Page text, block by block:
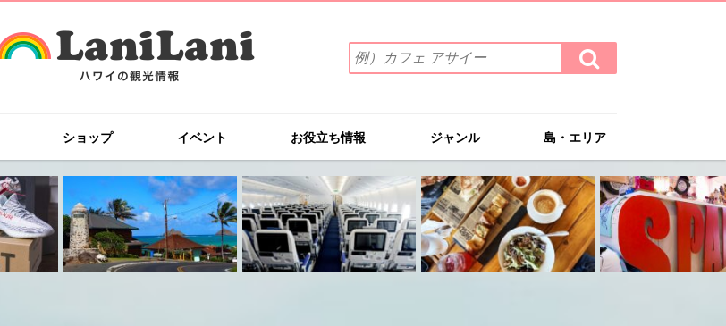
索
ワ
を
入
力
(例）
カ
フ
ェ
検
索
す
ショップ イベント お役立ち情報 ジャンル 島・エリア